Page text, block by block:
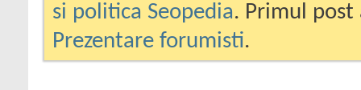
si politica Seopedia. Primul
Prezentare forumisti.